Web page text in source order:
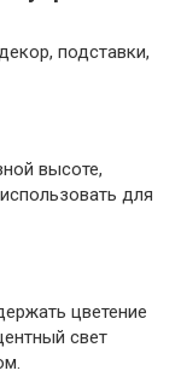
подставки,
высоте,
для
цветение
свет